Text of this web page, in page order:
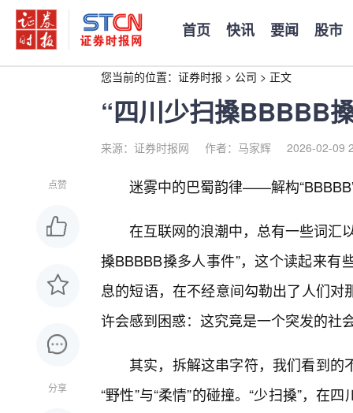
首页 快讯 要闻 股市
您当前的位置： 证券时报 > 公司 > 正文
“四川少扫搡BBBBB
来源：证券时报网 作者：马家辉 2026-02-09
点赞
分享
迷雾中的巴蜀韵律——解构
在互联网的浪潮中，总有一些词汇
搡BBBBB搡多人事件”，这个读起来有
息的短语，在不经意间勾勒出了人们
许会感到困惑：这究竟是一个突发的社
其实，拆解这串字符，我们看到
“野性”与“柔情”的碰撞。“少扫搡”，在